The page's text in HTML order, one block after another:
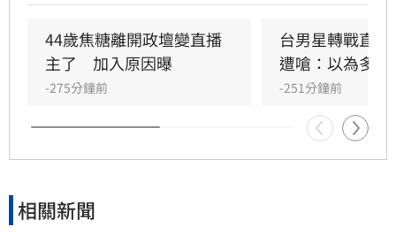
44歲焦糖離開政壇變直播
主了　加入原因曝
-275分鐘前
台男星轉戰直
遭嗆：以為多紅
-251分鐘前
相關新聞